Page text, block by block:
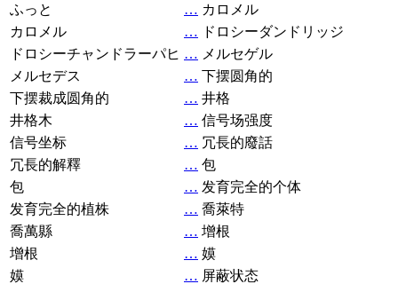
ふっと
… カロメル
カロメル
… ドロシーダンドリッジ
ドロシーチャンドラーパヒ … メルセゲル
メルセデス
… 下摆圆角的
下摆裁成圆角的
… 井格
井格木
… 信号场强度
信号坐标
… 冗長的廢話
冗長的解釋
… 包
包
… 发育完全的个体
发育完全的植株
… 喬萊特
喬萬縣
… 增根
增根
… 嫫
嫫
… 屏蔽状态